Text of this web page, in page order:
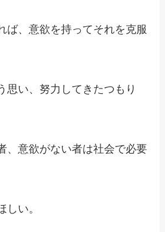
ば、意欲を持ってそれを克服
思い、努力してきたつもり
、意欲がない者は社会で必要
しい。